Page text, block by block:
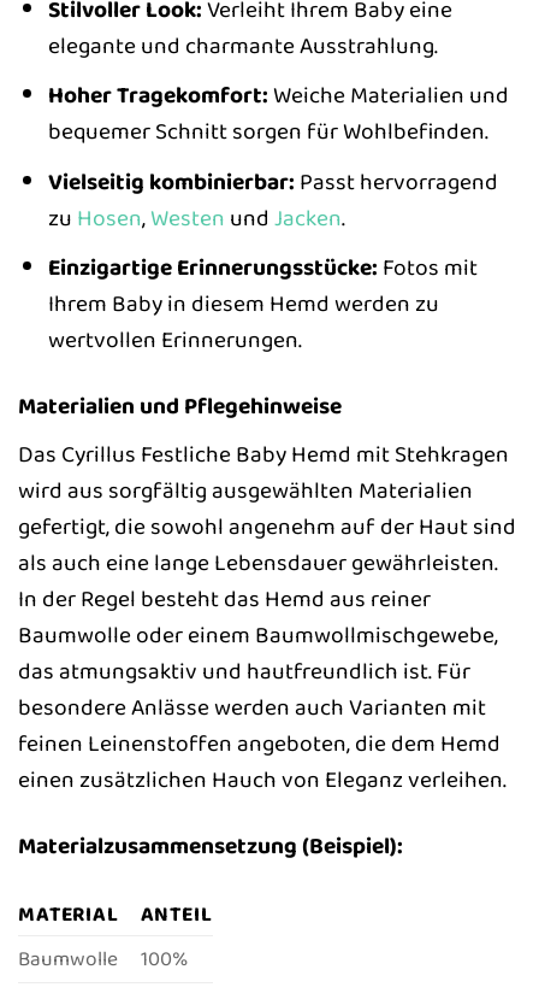
Stilvoller Look:Verleiht Ihrem Baby eine
elegante und charmante Ausstrahlung.
Hoher Tragekomfort:Weiche Materialien und
bequemer Schnitt sorgen für Wohlbefinden.
Vielseitig kombinierbar: Passt hervorragend
zu Hosen,Westen und Jacken.
Einzigartige Erinnerungsstücke: Fotos mit
Ihrem Baby in diesem Hemd werden zu
wertvollen Erinnerungen.
Materialien und Pflegehinweise
Das Cyrillus Festliche Baby Hemd mit Stehkragen
wird aus sorgfältig ausgewählten Materialien
gefertigt, die sowohl angenehm auf der Haut sind
als auch eine lange Lebensdauer gewährleisten.
In der Regel besteht das Hemd aus reiner
Baumwolle oder einem Baumwollmischgewebe,
das atmungsaktiv und hautfreundlich ist. Für
besondere Anlässe werden auch Varianten mit
feinen Leinenstoffen angeboten, die dem Hemd
einen zusätzlichen Hauch von Eleganz verleihen.
Materialzusammensetzung (Beispiel):
MATERIAL
ANTEIL
Baumwolle
100%